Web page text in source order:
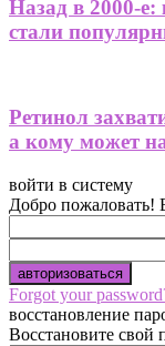
Назад в 2000-
стали
Ретинол
а кому может
войти в систему
Добро пожаловать!
Forgot your
восстановление
Восстановите свой